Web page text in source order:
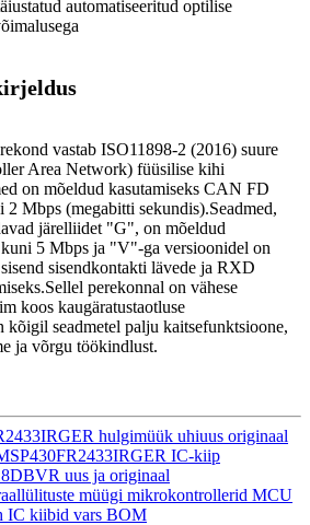
automatiseeritud optilise
vastab ISO11898-2 (2016) suure
Area Network) füüsilise kihi
on mõeldud kasutamiseks CAN FD
Mbps (megabitti sekundis).Seadmed,
järelliidet "G", on mõeldud
kuni 5 Mbps ja "V"-ga versioonidel on
sisendkontakti lävede ja RXD
perekonnal on vähese
koos kaugäratustaotluse
seadmetel palju kaitsefunktsioone,
ja võrgu töökindlust.
hulgimüük uhiuus originaal
IC-kiip
uus ja originaal
müügi mikrokontrollerid MCU
IC kiibid vars BOM